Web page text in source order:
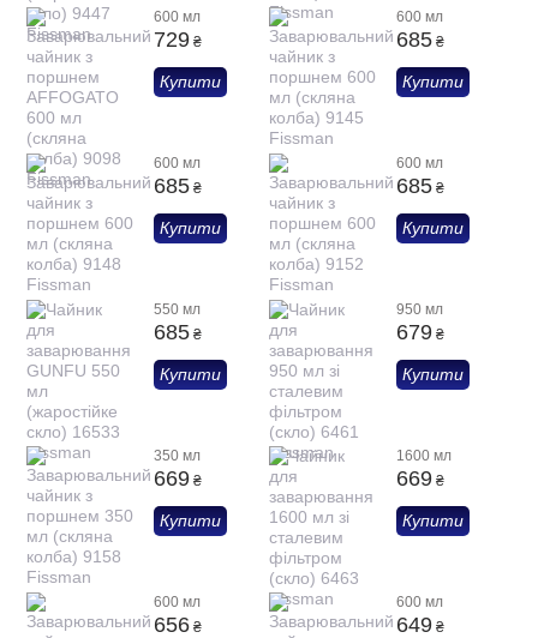
600 мл
729 ₴
Купити
600 мл
685 ₴
Купити
600 мл
685 ₴
Купити
600 мл
685 ₴
Купити
550 мл
685 ₴
Купити
950 мл
679 ₴
Купити
350 мл
669 ₴
Купити
1600 мл
669 ₴
Купити
600 мл
656 ₴
600 мл
649 ₴